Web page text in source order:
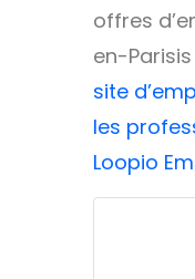
offres
en-
site
les
Loopio